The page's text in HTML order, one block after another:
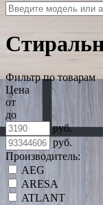
Фильтр по товарам
Цена
от
до
руб.
руб.
Производитель:
AEG
ARESA
ATLANT